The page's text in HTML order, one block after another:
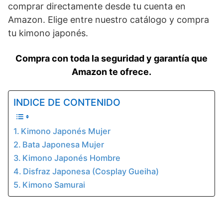
comprar directamente desde tu cuenta en
Amazon. Elige entre nuestro catálogo y compra
tu kimono japonés.
Compra con toda la seguridad y garantía que
Amazon te ofrece.
INDICE DE CONTENIDO
Kimono Japonés Mujer
Bata Japonesa Mujer
Kimono Japonés Hombre
Disfraz Japonesa (Cosplay Gueiha)
Kimono Samurai